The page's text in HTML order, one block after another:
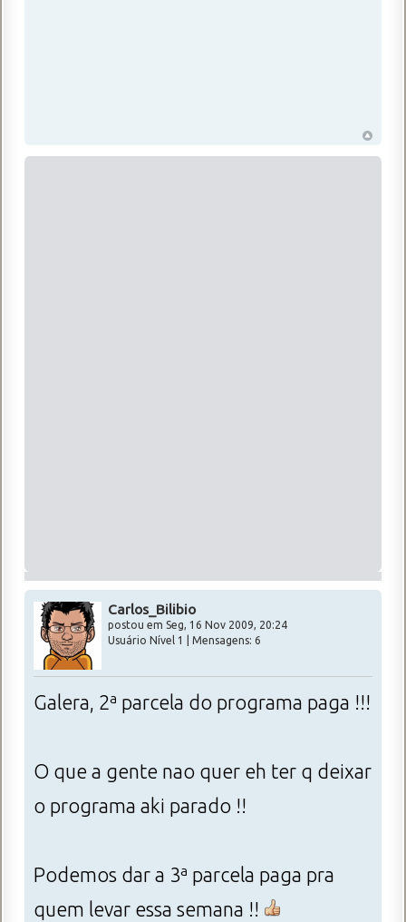
Carlos_Bilibio
postou em Seg, 16 Nov 2009, 20:24
Usuário Nível 1 | Mensagens: 6
Galera, 2ª parcela do programa paga !!!
O que a gente nao quer eh ter q deixar
o programa aki parado !!
Podemos dar a 3ª parcela paga pra
quem levar essa semana !!